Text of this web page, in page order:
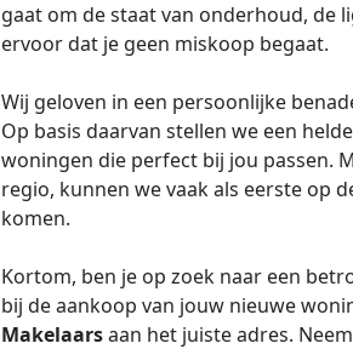
gaat om de staat van onderhoud, de
ervoor dat je geen miskoop begaat.
Wij geloven in een persoonlijke
Op basis daarvan stellen we een
woningen die perfect bij jou passen.
regio, kunnen we vaak als eerste op
komen.
Kortom, ben je op zoek naar een
bij de aankoop van jouw nieuwe
Makelaarsaan het juiste adres.